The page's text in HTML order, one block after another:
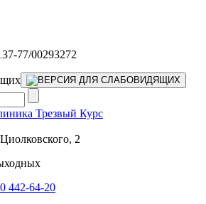
77/00293272
2
442-64-20